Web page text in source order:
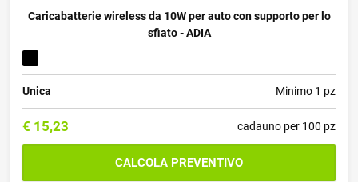
Caricabatterie wireless da 10W per auto con supporto per lo
sfiato - ADIA
Unica Minimo 1 pz
€ 15,23 cadauno per 100 pz
CALCOLA PREVENTIVO